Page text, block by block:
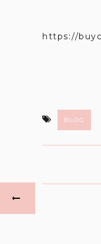
https://
BLOG